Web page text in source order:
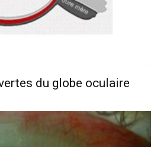
du globe oculaire